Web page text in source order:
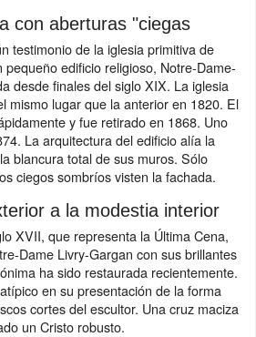
con aberturas "ciegas
testimonio de la iglesia primitiva de
pequeño edificio religioso, Notre-Dame-
desde finales del siglo XIX. La iglesia
mismo lugar que la anterior en 1820. El
y fue retirado en 1868. Uno
La arquitectura del edificio alía la
blancura total de sus muros. Sólo
ciegos sombríos visten la fachada.
a la modestia interior
XVII, que representa la Última Cena,
Dame Livry-Gargan con sus brillantes
ha sido restaurada recientemente.
en su presentación de la forma
cortes del escultor. Una cruz maciza
un Cristo robusto.